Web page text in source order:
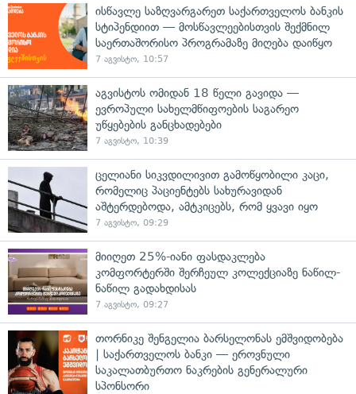
ისწავლე საზღვარგარეთ საქართველოს ბანკის
სტიპენდიით — მოსწავლეებისთვის შექმნილ
საერთაშორისო პროგრამაზე მიღება დაიწყო
7 აგვისტო, 10:57
აგვისტოს ომიდან 18 წელი გავიდა —
ევროპული სახელმწიფოების საგარეო
უწყებების განცხადებები
7 აგვისტო, 10:39
ცელიანი სიკვდილივით გამოწყობილი კაცი,
რომელიც პაციენტებს სახურავიდან
აშტერდებოდა, ამტკიცებს, რომ ყვავი იყო
7 აგვისტო, 09:29
მიიღეთ 25%-იანი ფასდაკლება
კომფორტერში შერჩეულ კოლექციაზე ნაწილ-
ნაწილ გადახდისას
7 აგვისტო, 09:27
თორნიკე შენგელია ბარსელონას ემშვიდობება
| საქართველოს ბანკი — ეროვნული
საკალათბურთო ნაკრების გენერალური
სპონსორი